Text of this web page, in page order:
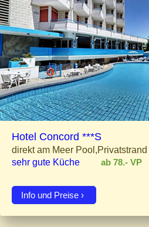
Hotel Concord ***S
direkt am Meer Pool,Privatstrand
sehr gute Küche
ab 78.- VP
Info und Preise